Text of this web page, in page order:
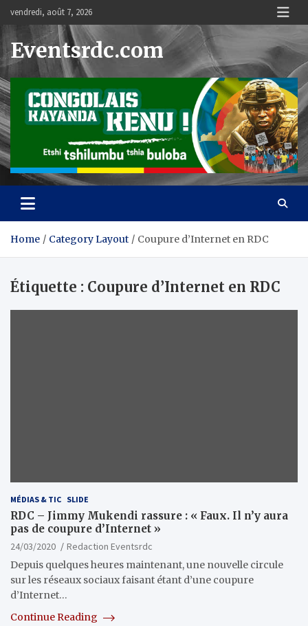
content
vendredi, août 7, 2026
Eventsrdc.com
Home Category Layout Coupure d’Internet en RDC
Étiquette : Coupure d’Internet en RDC
MÉDIAS & TIC SLIDE
RDC – Jimmy Mukendi rassure : « Faux. Il n’y aura
pas de coupure d’Internet »
24/03/2020
Redaction Eventsrdc
Depuis quelques heures maintenant, une nouvelle circule
sur les réseaux sociaux faisant étant d’une coupure
d’Internet…
Continue Reading